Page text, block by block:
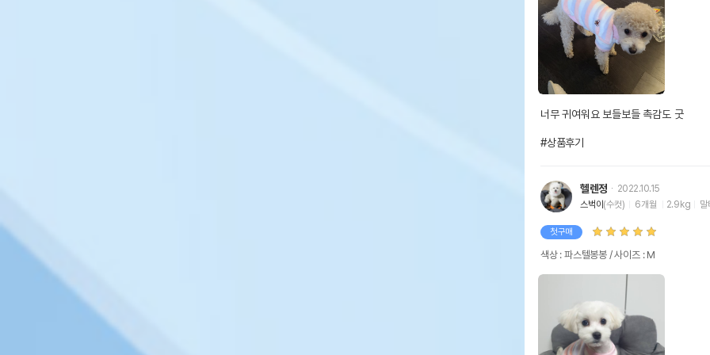
너무 귀여워요 보들보들 촉감도 굿
#상품후기
헬렌정
2022.10.15
스벅이(수컷) 6개월 2.9kg 말
첫구매
색상 : 파스텔봉봉 / 사이즈 : M